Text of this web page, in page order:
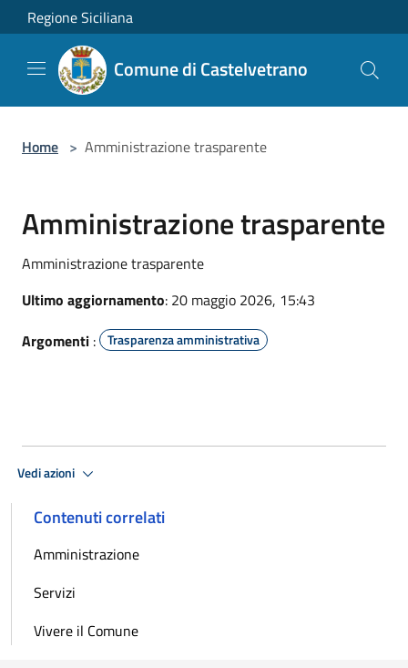
Salta al contenuto principale
Regione Siciliana
Comune di Castelvetrano
Home > Amministrazione trasparente
Amministrazione trasparente
Amministrazione trasparente
Ultimo aggiornamento: 20 maggio 2026, 15:43
Argomenti : Trasparenza amministrativa
Vedi azioni
Contenuti correlati
Amministrazione
Servizi
Vivere il Comune